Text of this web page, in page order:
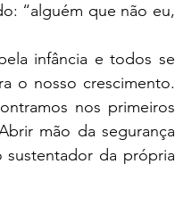
“alguém que não eu,
infância e todos se
o nosso crescimento.
nos primeiros
mão da segurança
da própria